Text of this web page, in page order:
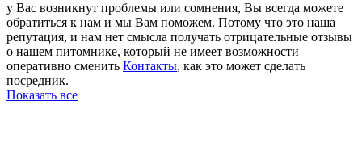
у Вас возникнут проблемы или сомнения, Вы всегда можете
обратиться к нам и мы Вам поможем. Потому что это наша
репутация, и нам нет смысла получать отрицательные отзывы
о нашем питомнике, который не имеет возможности
оперативно сменить Контакты, как это может сделать
посредник.
Показать все